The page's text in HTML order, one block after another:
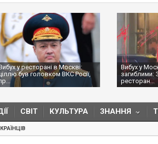
у ресторані в Москві:
був головком ВКС Росії,
Вибух у
загиблими:
ресторан...
СВІТ КУЛЬТУРА ЗНАННЯ